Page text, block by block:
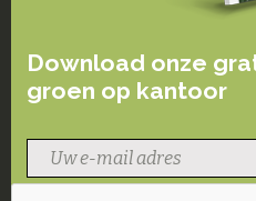
Download onze
groen op kantoor